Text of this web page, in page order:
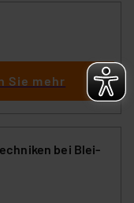
Sie mehr
bei Blei-